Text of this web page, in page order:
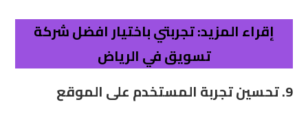
إقراء المزيد: تجربتي باختيار افضل شركة
تسويق في الرياض
9. تحسين تجربة المستخدم على الموقع